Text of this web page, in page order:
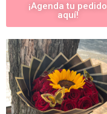
¡Agenda tu pedido
aquí!